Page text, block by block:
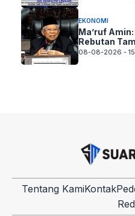
EKONOMI
Ma’ruf
Rebutan
08-08-2026 -
Tentang KamiKontak